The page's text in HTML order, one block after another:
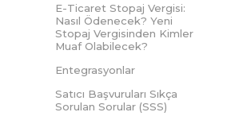
E-Ticaret Stopaj Vergisi:
Nasıl Ödenecek? Yeni
Stopaj Vergisinden Kimler
Muaf Olabilecek?
Entegrasyonlar
Satıcı Başvuruları Sıkça
Sorulan Sorular (SSS)